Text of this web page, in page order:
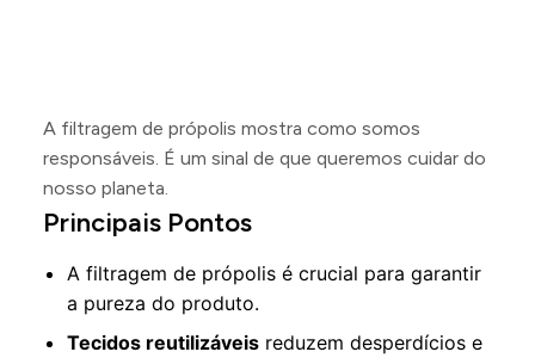
A filtragem de própolis mostra como somos
responsáveis. É um sinal de que queremos cuidar do
nosso planeta.
Principais Pontos
A filtragem de própolis é crucial para garantir
a pureza do produto.
Tecidos reutilizáveis reduzem desperdícios e